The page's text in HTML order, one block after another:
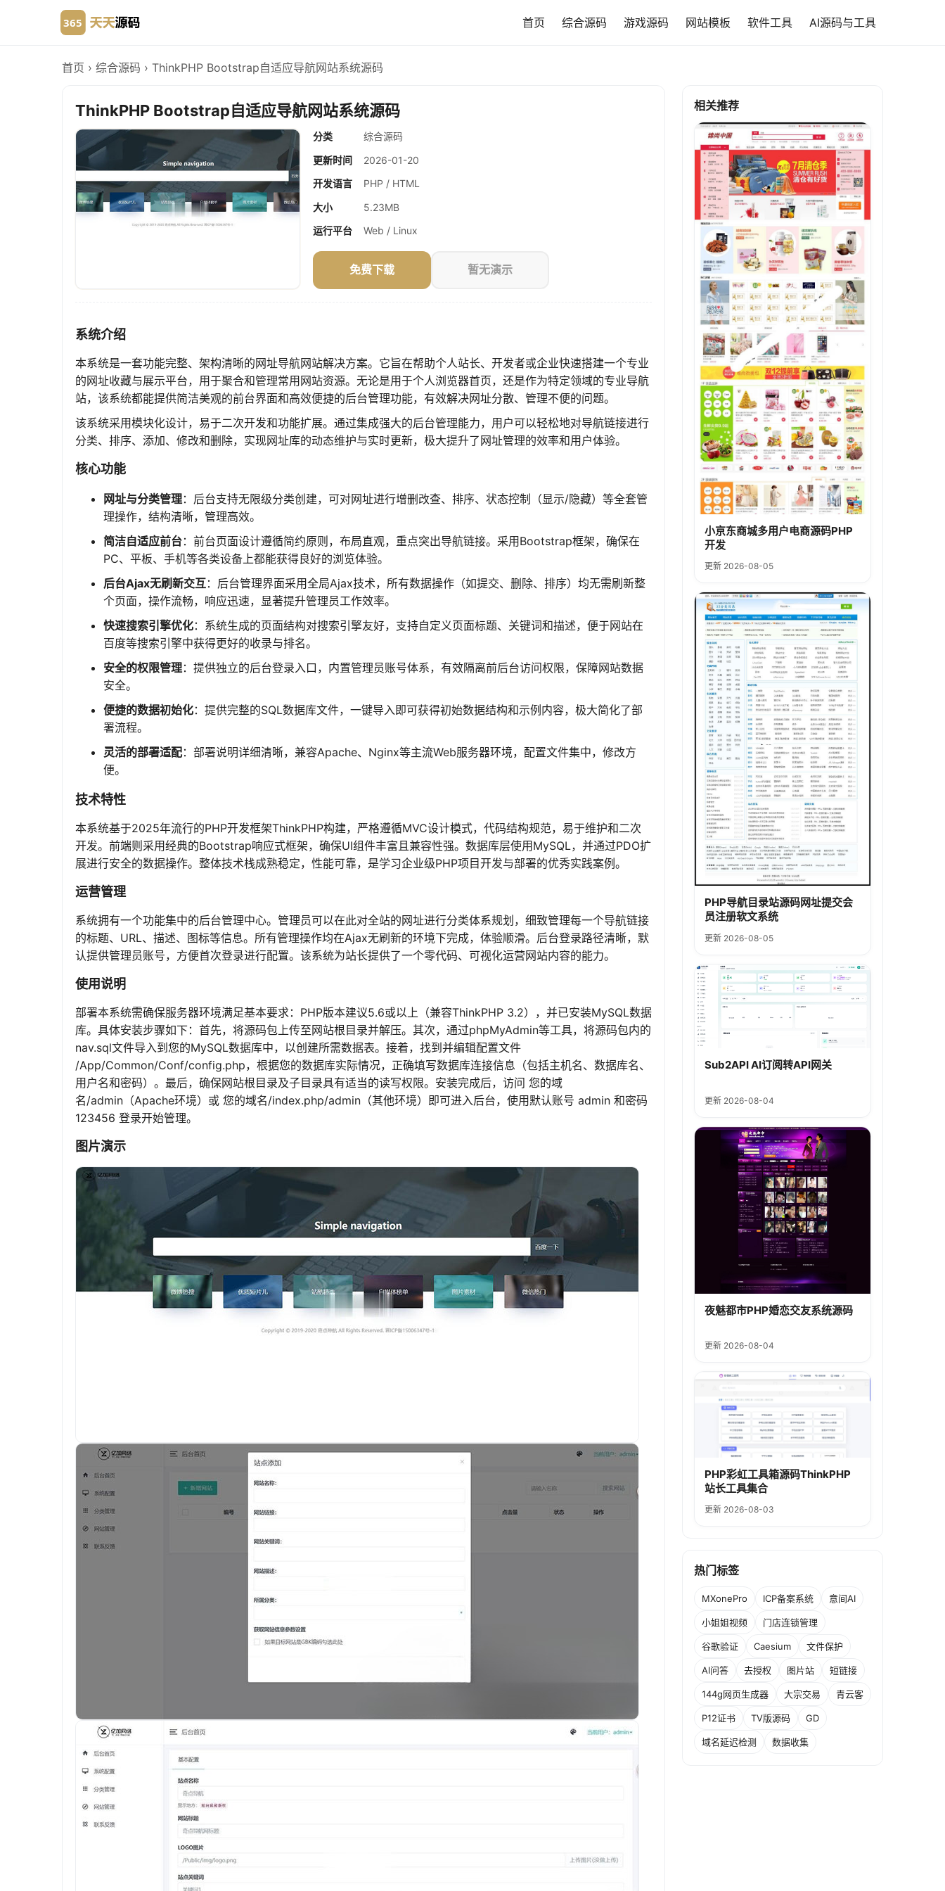
首页 综合源码 游戏源码 网站模板 软件工具 AI源码与工具
首页 › 综合源码 › ThinkPHP Bootstrap自适应导航网站系统源码
ThinkPHP Bootstrap自适应导航网站系统源码
分类
综合源码
更新时间
2026-01-20
开发语言
PHP / HTML
大小
5.23MB
运行平台
Web / Linux
免费下载 暂无演示
系统介绍
本系统是一套功能完整、架构清晰的网址导航网站解决方案。它旨在帮助个人站长、开发者或企业快速搭建一个专业
的网址收藏与展示平台，用于聚合和管理常用网站资源。无论是用于个人浏览器首页，还是作为特定领域的专业导航
站，该系统都能提供简洁美观的前台界面和高效便捷的后台管理功能，有效解决网址分散、管理不便的问题。
该系统采用模块化设计，易于二次开发和功能扩展。通过集成强大的后台管理能力，用户可以轻松地对导航链接进行
分类、排序、添加、修改和删除，实现网址库的动态维护与实时更新，极大提升了网址管理的效率和用户体验。
核心功能
网址与分类管理：后台支持无限级分类创建，可对网址进行增删改查、排序、状态控制（显示/隐藏）等全套管
理操作，结构清晰，管理高效。
简洁自适应前台：前台页面设计遵循简约原则，布局直观，重点突出导航链接。采用Bootstrap框架，确保在
PC、平板、手机等各类设备上都能获得良好的浏览体验。
后台Ajax无刷新交互：后台管理界面采用全局Ajax技术，所有数据操作（如提交、删除、排序）均无需刷新整
个页面，操作流畅，响应迅速，显著提升管理员工作效率。
快速搜索引擎优化：系统生成的页面结构对搜索引擎友好，支持自定义页面标题、关键词和描述，便于网站在
百度等搜索引擎中获得更好的收录与排名。
安全的权限管理：提供独立的后台登录入口，内置管理员账号体系，有效隔离前后台访问权限，保障网站数据
安全。
便捷的数据初始化：提供完整的SQL数据库文件，一键导入即可获得初始数据结构和示例内容，极大简化了部
署流程。
灵活的部署适配：部署说明详细清晰，兼容Apache、Nginx等主流Web服务器环境，配置文件集中，修改方
便。
技术特性
本系统基于2025年流行的PHP开发框架ThinkPHP构建，严格遵循MVC设计模式，代码结构规范，易于维护和二次
开发。前端则采用经典的Bootstrap响应式框架，确保UI组件丰富且兼容性强。数据库层使用MySQL，并通过PDO扩
展进行安全的数据操作。整体技术栈成熟稳定，性能可靠，是学习企业级PHP项目开发与部署的优秀实践案例。
运营管理
系统拥有一个功能集中的后台管理中心。管理员可以在此对全站的网址进行分类体系规划，细致管理每一个导航链接
的标题、URL、描述、图标等信息。所有管理操作均在Ajax无刷新的环境下完成，体验顺滑。后台登录路径清晰，默
认提供管理员账号，方便首次登录进行配置。该系统为站长提供了一个零代码、可视化运营网站内容的能力。
使用说明
部署本系统需确保服务器环境满足基本要求：PHP版本建议5.6或以上（兼容ThinkPHP 3.2），并已安装MySQL数据
库。具体安装步骤如下：首先，将源码包上传至网站根目录并解压。其次，通过phpMyAdmin等工具，将源码包内的
nav.sql文件导入到您的MySQL数据库中，以创建所需数据表。接着，找到并编辑配置文件
/App/Common/Conf/config.php，根据您的数据库实际情况，正确填写数据库连接信息（包括主机名、数据库名、
用户名和密码）。最后，确保网站根目录及子目录具有适当的读写权限。安装完成后，访问 您的域
名/admin（Apache环境）或 您的域名/index.php/admin（其他环境）即可进入后台，使用默认账号 admin 和密码
123456 登录开始管理。
图片演示
相关推荐
小京东商城多用户电商源码PHP
开发
更新 2026-08-05
PHP导航目录站源码网址提交会
员注册软文系统
更新 2026-08-05
Sub2API AI订阅转API网关
更新 2026-08-04
夜魅都市PHP婚恋交友系统源码
更新 2026-08-04
PHP彩虹工具箱源码ThinkPHP
站长工具集合
更新 2026-08-03
热门标签
MXonePro ICP备案系统 意间AI
小姐姐视频 门店连锁管理
谷歌验证 Caesium 文件保护
AI问答 去授权 图片站 短链接
144g网页生成器 大宗交易 青云客
P12证书 TV版源码 GD
域名延迟检测 数据收集